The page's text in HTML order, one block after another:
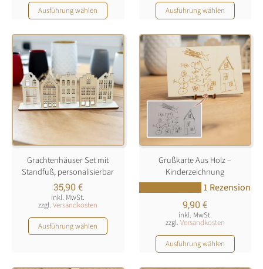
Ausführung wählen
Dieses
Produkt
weist
mehrere
Varianten
auf.
Die
Optionen
können
auf
Produktseite
gewählt
werden
Ausführung wählen
Dieses
Produkt
weist
mehrere
Varianten
auf.
Die
Optionen
können
auf
der
Produktseite
gewählt
werden
Grachtenhäuser Set mit
Standfuß, personalisierbar
35,90€
inkl. MwSt.
zzgl.Versandkosten
Ausführung wählen
Dieses
Produkt
Grußkarte Aus Holz –
Kinderzeichnung
1 Rezension
9,90€
inkl. MwSt.
zzgl. Versandkosten
Ausführung wählen
Dieses
Produkt